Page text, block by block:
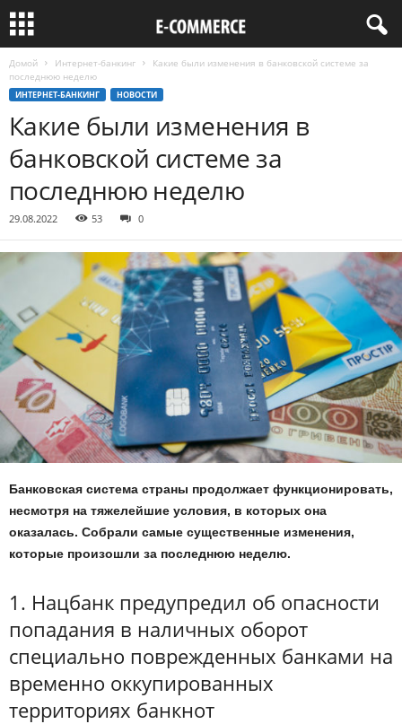
Домой Интернет-банкинг
Какие были изменения в банковской системе за
последнюю неделю
ИНТЕРНЕТ-БАНКИНГ НОВОСТИ
Какие были изменения в
банковской системе за
последнюю неделю
29.08.2022 53 0
Банковская система страны продолжает функционировать,
несмотря на тяжелейшие условия, в которых она
оказалась. Собрали самые существенные изменения,
которые произошли за последнюю неделю.
1. Нацбанк предупредил об опасности
попадания в наличных оборот
специально поврежденных банками на
временно оккупированных
территориях банкнот